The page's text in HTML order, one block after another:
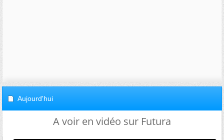
Aujourd'hui
A voir en vidéo sur Futura